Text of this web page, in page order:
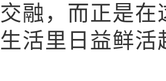
交融，而正是
生活里日益鲜活